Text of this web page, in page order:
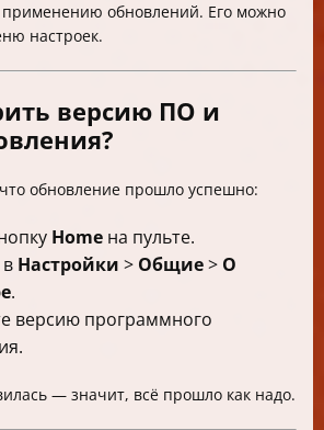
обновлений. Его можно
настроек.
версию ПО и
обновление прошло успешно:
Home на пульте.
Настройки > Общие> О
.
версию программного
— значит, всё прошло как надо.